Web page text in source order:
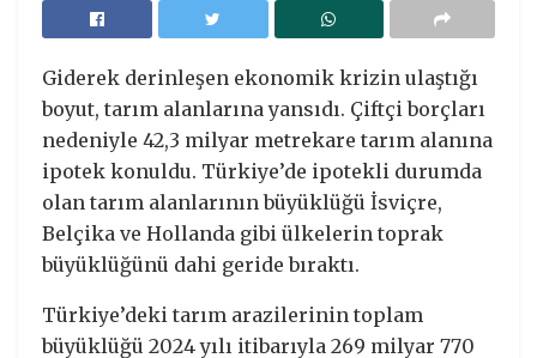
Giderek derinleşen ekonomik krizin ulaştığı
boyut, tarım alanlarına yansıdı. Çiftçi borçları
nedeniyle 42,3 milyar metrekare tarım alanına
ipotek konuldu. Türkiye’de ipotekli durumda
olan tarım alanlarının büyüklüğü İsviçre,
Belçika ve Hollanda gibi ülkelerin toprak
büyüklüğünü dahi geride bıraktı.
Türkiye’deki tarım arazilerinin toplam
büyüklüğü 2024 yılı itibarıyla 269 milyar 770